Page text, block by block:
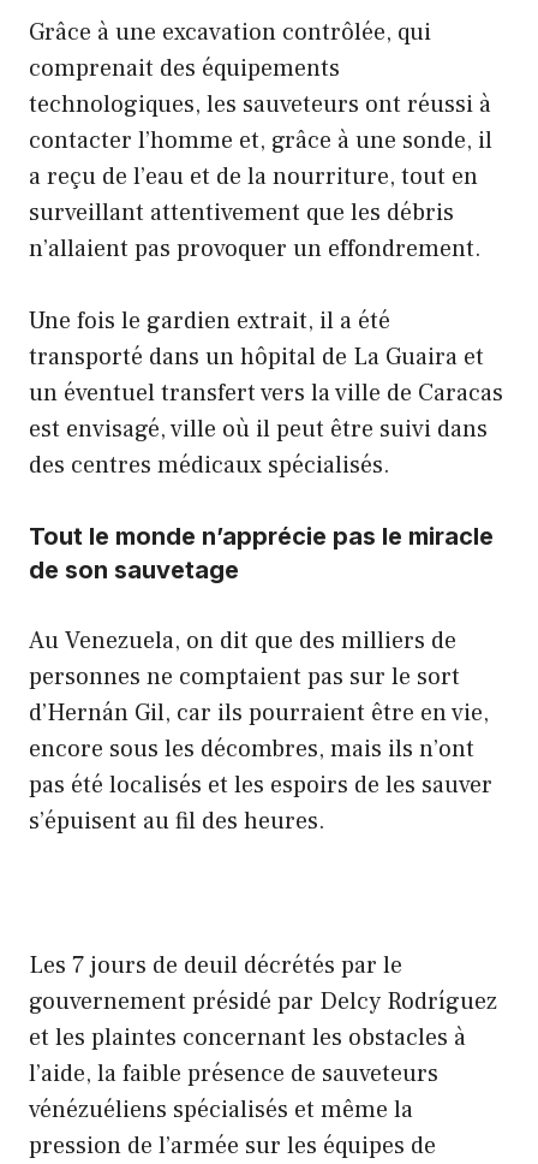
Grâce à une excavation contrôlée, qui
comprenait des équipements
technologiques, les sauveteurs ont réussi à
contacter l’homme et, grâce à une sonde, il
a reçu de l’eau et de la nourriture, tout en
surveillant attentivement que les débris
n’allaient pas provoquer un effondrement.
Une fois le gardien extrait, il a été
transporté dans un hôpital de La Guaira et
un éventuel transfert vers la ville de Caracas
est envisagé, ville où il peut être suivi dans
des centres médicaux spécialisés.
Tout le monde n’apprécie pas le miracle
de son sauvetage
Au Venezuela, on dit que des milliers de
personnes ne comptaient pas sur le sort
d’Hernán Gil, car ils pourraient être en vie,
encore sous les décombres, mais ils n’ont
pas été localisés et les espoirs de les sauver
s’épuisent au fil des heures.
Les 7 jours de deuil décrétés par le
gouvernement présidé par Delcy Rodríguez
et les plaintes concernant les obstacles à
l’aide, la faible présence de sauveteurs
vénézuéliens spécialisés et même la
pression de l’armée sur les équipes de